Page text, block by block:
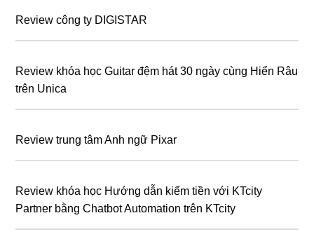
Review công ty DIGISTAR
Review khóa học Guitar đệm hát 30 ngày cùng Hiển Râu
trên Unica
Review trung tâm Anh ngữ Pixar
Review khóa học Hướng dẫn kiếm tiền với KTcity
Partner bằng Chatbot Automation trên KTcity